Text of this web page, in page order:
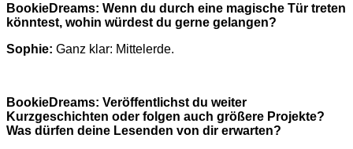
BookieDreams: Wenn du durch eine magische Tür treten
könntest, wohin würdest du gerne gelangen?
Sophie: Ganz klar: Mittelerde.
BookieDreams: Veröffentlichst du weiter
Kurzgeschichten oder folgen auch größere Projekte?
Was dürfen deine Lesenden von dir erwarten?